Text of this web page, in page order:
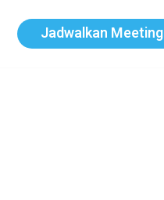
Jadwalkan Meeting